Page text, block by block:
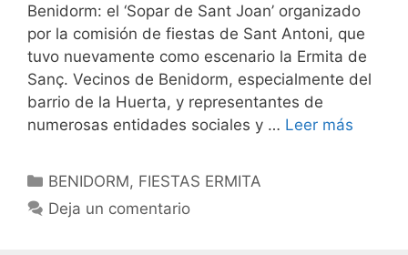
Benidorm: el ‘Sopar de Sant Joan’ organizado
por la comisión de fiestas de Sant Antoni, que
tuvo nuevamente como escenario la Ermita de
Sanç. Vecinos de Benidorm, especialmente del
barrio de la Huerta, y representantes de
numerosas entidades sociales y … Leer más
Categorías
BENIDORM, FIESTAS ERMITA
Deja un comentario